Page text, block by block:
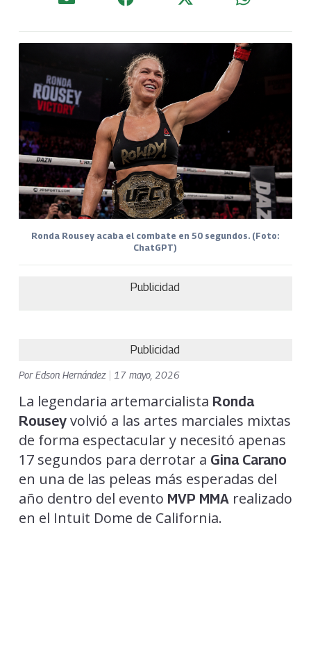
Ronda Rousey acaba el combate en 50 segundos. (Foto:
ChatGPT)
Publicidad
Publicidad
PorEdson Hernández 17 mayo, 2026
La legendaria artemarcialista Ronda
Rouseyvolvió a las artes marciales mixtas
de forma espectacular y necesitó apenas
17 segundos para derrotar a Gina Carano
en una de las peleas más esperadas del
año dentro del evento MVP MMArealizado
en el Intuit Dome de California.